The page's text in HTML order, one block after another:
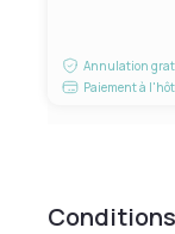
Annulation
Paiement à